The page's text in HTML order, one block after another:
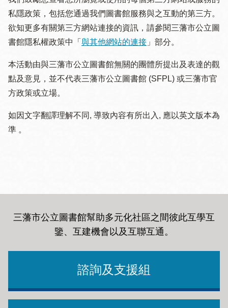
私隱政策，包括您通過我們圖書館服務與之互動的第三方。
欲知更多有關第三方網站連接的資訊，請參閱三藩市公立圖
書館隱私權政策中「 與其他網站的連接 」部分。
本活動由與三藩市公立圖書館無關的團體所提出及表達的觀
點及意見，並不代表三藩市公立圖書館 (SFPL) 或三藩市官
方政策或立場。
如因文字翻譯理解不同, 導致內容有所出入, 應以英文版本為
準 。
三藩市公立圖書館幫助多元化社區之間彼此互學互
鑒、互建機會以及互聯互通。
諮詢及支援組